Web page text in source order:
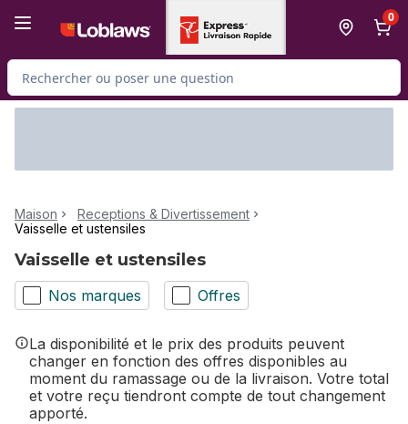
0
Rechercher des produits
Maison
Receptions & Divertissement
Vaisselle et ustensiles
Vaisselle et ustensiles
Nos marques Offres
La disponibilité et le prix des produits peuvent
changer en fonction des offres disponibles au
moment du ramassage ou de la livraison. Votre total
et votre reçu tiendront compte de tout changement
apporté.